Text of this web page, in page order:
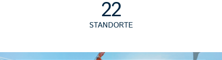
22
STANDORTE